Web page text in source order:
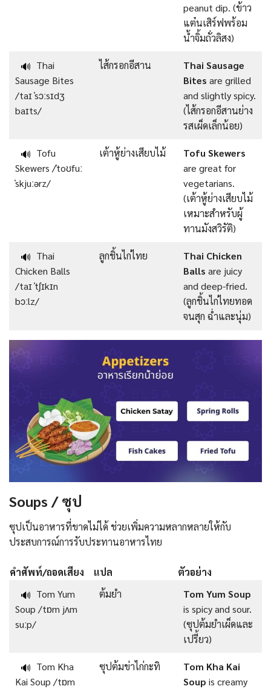
peanut dip. (ข้าว
แต๋นเสิร์ฟพร้อม
น้ำจิ้มถั่วลิสง)
🔊 Thai
Sausage Bites
/taɪ ˈsɔːsɪdʒ
baɪts/
ไส้กรอกอีสาน
Thai Sausage
Bites are grilled
and slightly spicy.
(ไส้กรอกอีสานย่าง
รสเผ็ดเล็กน้อย)
🔊 Tofu
Skewers /ˈtoʊfuː
ˈskjuːərz/
เต้าหู้ย่างเสียบไม้
Tofu Skewers
are great for
vegetarians.
(เต้าหู้ย่างเสียบไม้
เหมาะสำหรับผู้
ทานมังสวิรัติ)
🔊 Thai
Chicken Balls
/taɪ ˈtʃɪkɪn
bɔːlz/
ลูกชิ้นไก่ไทย
Thai Chicken
Balls are juicy
and deep-fried.
(ลูกชิ้นไก่ไทยทอด
จนสุก ฉ่ำและนุ่ม)
Soups / ซุป
ซุปเป็นอาหารที่ขาดไม่ได้ ช่วยเพิ่มความหลากหลายให้กับ
ประสบการณ์การรับประทานอาหารไทย
คำศัพท์/ถอดเสียง แปล
ตัวอย่าง
🔊 Tom Yum
Soup /tɒm jʌm
suːp/
ต้มยำ
Tom Yum Soup
is spicy and sour.
(ซุปต้มยำเผ็ดและ
เปรี้ยว)
🔊 Tom Kha
Kai Soup /tɒm
ซุปต้มข่าไก่กะทิ
Tom Kha Kai
Soup is creamy